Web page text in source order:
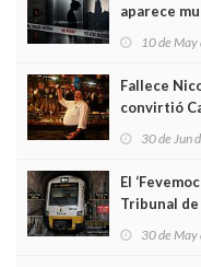
aparece
edificio y
10 de
Fallece
convirtió
Asturias en
30 de Jun
El
Tribunal
sobrecoste
30 de